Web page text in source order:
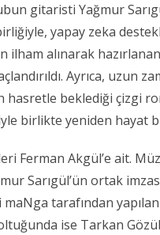
gitaristi Yağmur
yapay zeka
ilham alınarak
Ayrıca, uzun
hasretle beklediği çizgi
birlikte yeniden hayat
Ferman Akgül’e ait.
Sarıgül’ün ortak
tarafından
ise Tarkan